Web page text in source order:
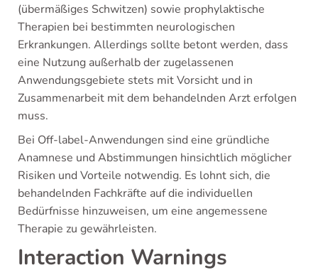
(übermäßiges Schwitzen) sowie prophylaktische
Therapien bei bestimmten neurologischen
Erkrankungen. Allerdings sollte betont werden, dass
eine Nutzung außerhalb der zugelassenen
Anwendungsgebiete stets mit Vorsicht und in
Zusammenarbeit mit dem behandelnden Arzt erfolgen
muss.
Bei Off-label-Anwendungen sind eine gründliche
Anamnese und Abstimmungen hinsichtlich möglicher
Risiken und Vorteile notwendig. Es lohnt sich, die
behandelnden Fachkräfte auf die individuellen
Bedürfnisse hinzuweisen, um eine angemessene
Therapie zu gewährleisten.
Interaction Warnings